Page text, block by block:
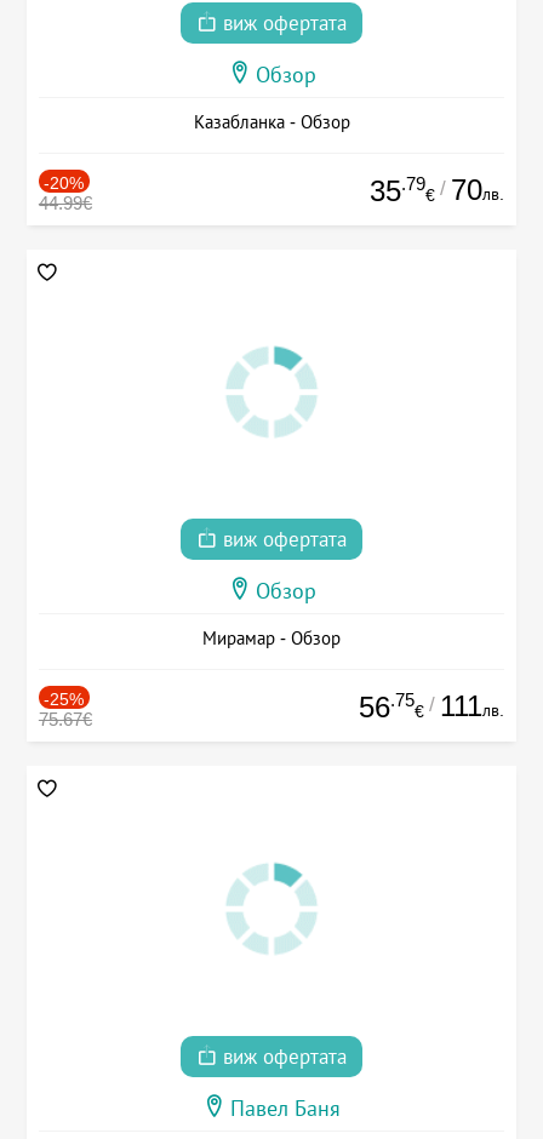
виж офертата
Обзор
Казабланка - Обзор
-20%
44.99€ 35.79
€ / 70лв.
виж офертата
Обзор
Мирамар - Обзор
-25%
75.67€ 56.75
€ / 111лв.
виж офертата
Павел Баня